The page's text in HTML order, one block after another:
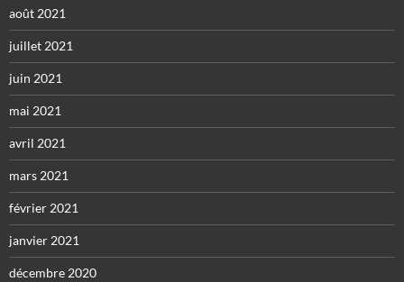
août 2021
juillet 2021
juin 2021
mai 2021
avril 2021
mars 2021
février 2021
janvier 2021
décembre 2020